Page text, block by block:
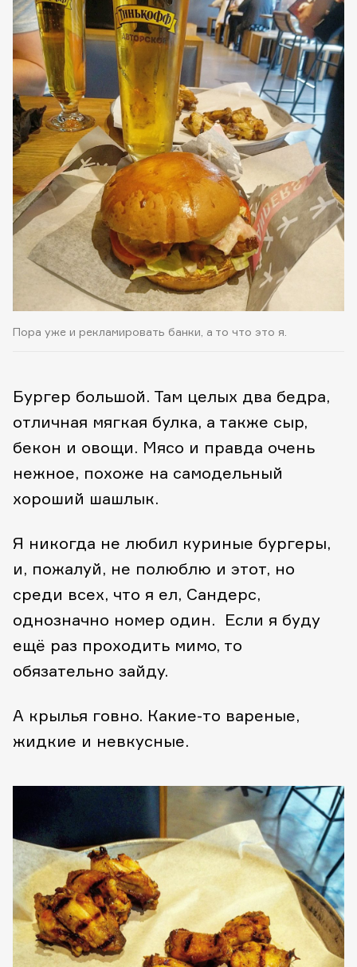
Пора уже и рекламировать банки, а то что это я.
Бургер большой. Там целых два бедра,
отличная мягкая булка, а также сыр,
бекон и овощи. Мясо и правда очень
нежное, похоже на самодельный
хороший шашлык.
Я никогда не любил куриные бургеры,
и, пожалуй, не полюблю и этот, но
среди всех, что я ел, Сандерс,
однозначно номер один. Если я буду
ещё раз проходить мимо, то
обязательно зайду.
А крылья говно. Какие-то вареные,
жидкие и невкусные.